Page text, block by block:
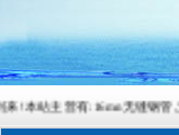
本站主营有:16mn无缝钢管,